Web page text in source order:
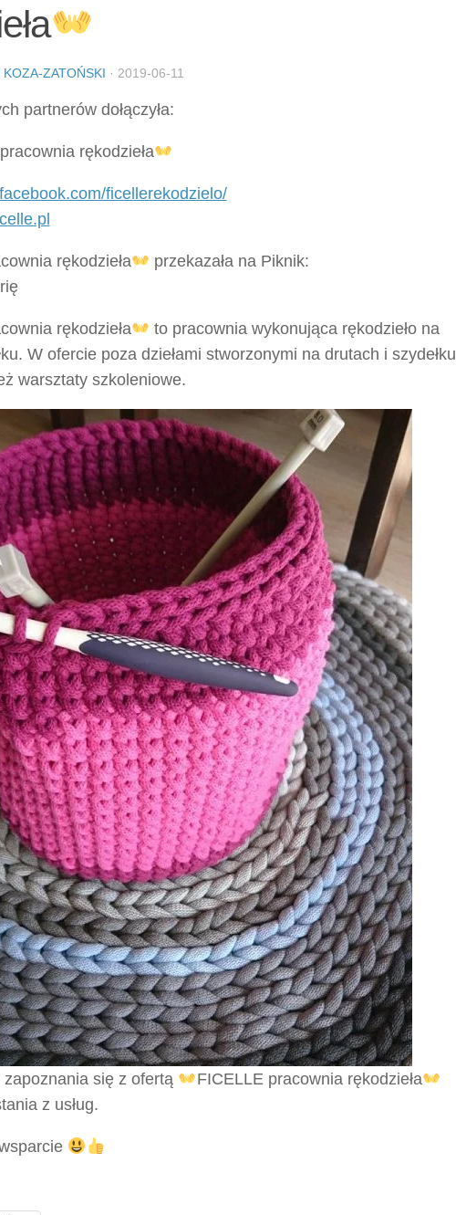
ZATOŃSKI · 2019-06-11
partnerów dołączyła:
rękodzieła
ficellerekodzielo/
rękodzieła
przekazała na Piknik:
rękodzieła
to pracownia wykonująca rękodzieło na
W ofercie poza dziełami stworzonymi na drutach i szydełku
warsztaty szkoleniowe.
się z ofertą
FICELLE pracownia rękodzieła
z usług.